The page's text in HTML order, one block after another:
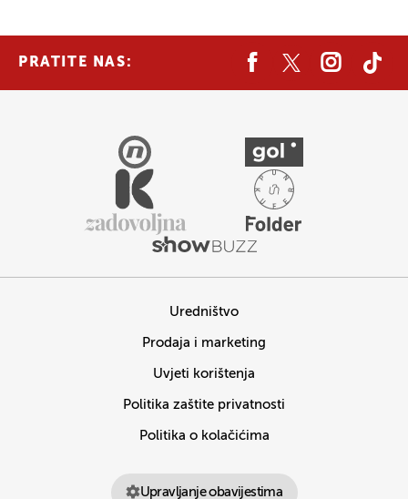
PRATITE NAS:
Uredništvo
Prodaja i marketing
Uvjeti korištenja
Politika zaštite privatnosti
Politika o kolačićima
Upravljanje obavijestima